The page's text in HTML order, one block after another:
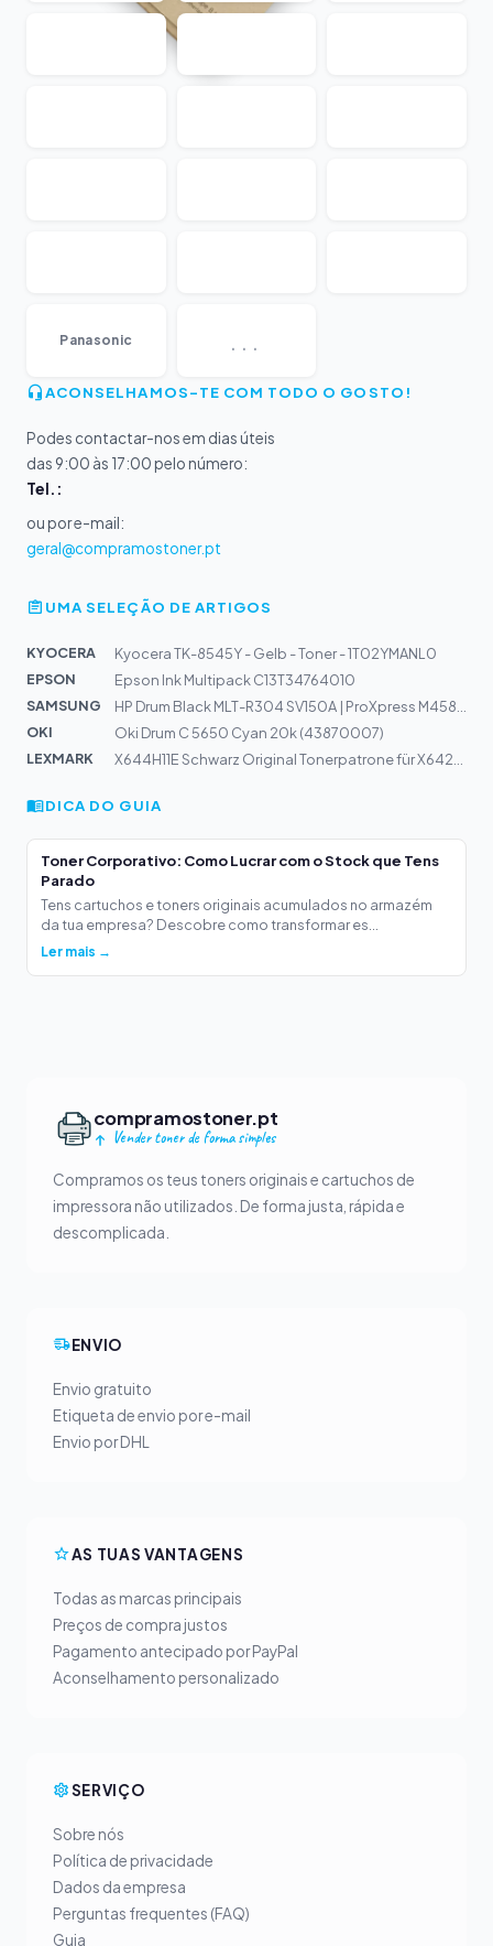
Panasonic ...
ACONSELHAMOS-TE COM TODO O GOSTO!
Podes contactar-nos em dias úteis
das 9:00 às 17:00 pelo número:
Tel.:
ou por e-mail:
geral@compramostoner.pt
UMA SELEÇÃO DE ARTIGOS
KYOCERA
Kyocera TK-8545Y - Gelb - Toner - 1T02YMANL0
EPSON
Epson Ink Multipack C13T34764010
SAMSUNG
OKI
Oki Drum C 5650 Cyan 20k (43870007)
LEXMARK
DICA DO GUIA
Toner Corporativo: Como Lucrar com o Stock que Tens
Parado
Tens cartuchos e toners originais acumulados no armazém
da tua empresa? Descobre como transformar es...
Ler mais →
compramostoner.pt
Vender toner de forma simples
Compramos os teus toners originais e cartuchos de
impressora não utilizados. De forma justa, rápida e
descomplicada.
ENVIO
Envio gratuito
Etiqueta de envio por e-mail
Envio por DHL
AS TUAS VANTAGENS
Todas as marcas principais
Preços de compra justos
Pagamento antecipado por PayPal
Aconselhamento personalizado
SERVIÇO
Sobre nós
Política de privacidade
Dados da empresa
Perguntas frequentes (FAQ)
Guia